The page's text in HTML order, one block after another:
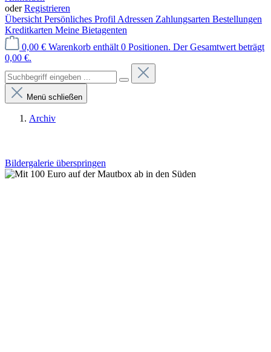
oderRegistrieren
Übersicht Persönliches Profil Adressen Zahlungsarten Bestellungen
Kreditkarten Meine Bietagenten
0,00 € Warenkorb enthält 0 Positionen. Der Gesamtwert beträgt
0,00 €.
Menü schließen
Archiv
Bildergalerie überspringen